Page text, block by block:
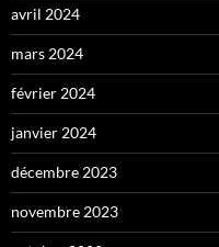
avril 2024
mars 2024
février 2024
janvier 2024
décembre 2023
novembre 2023